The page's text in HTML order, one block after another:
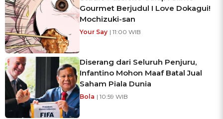
Gourmet Berjudul I Love Dokagui!
Mochizuki-san
Your Say | 11:00 WIB
Diserang dari Seluruh Penjuru,
Infantino Mohon Maaf Batal Jual
Saham Piala Dunia
Bola | 10:59 WIB